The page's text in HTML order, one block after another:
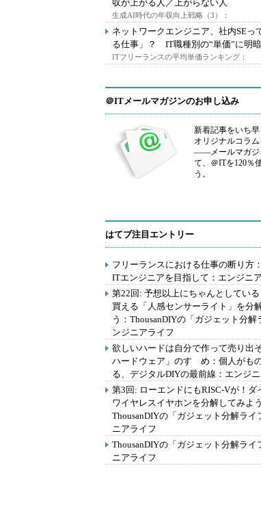
収が上がる人／上がらない人
生成AI時代の年収向上戦略（3）：
ネットワークエンジニア、社内SEっ
る仕事」？ IT職種別の“単価”に明暗
ITフリーランスの平均単価ランキング：
＠ITメールマガジンのお申し込み
新着記事をいち早
オリジナルコラ
――メールマガジ
て、＠ITを120％
う。
はてブ注目エントリー
フリーランスにおける仕事の断り方
ITエンジニアを目指して：エンジニ
第22回: 予想以上にちゃんとしてい
買える「人感センサーライト」を分
う：ThousanDIYの「ガジェット分解
ンジニアライフ
欲しいハードは自分で作って売り出
ハードウェア」のすゝめ：個人がも
る、デジタルDIYの最前線：エンジ
第3回: ローエンドにもRISC-Vが！ダ
ワイヤレスイヤホンを分解してみよ
ThousanDIYの「ガジェット分解ライ
ニアライフ
ThousanDIYの「ガジェット分解ライ
ニアライフ